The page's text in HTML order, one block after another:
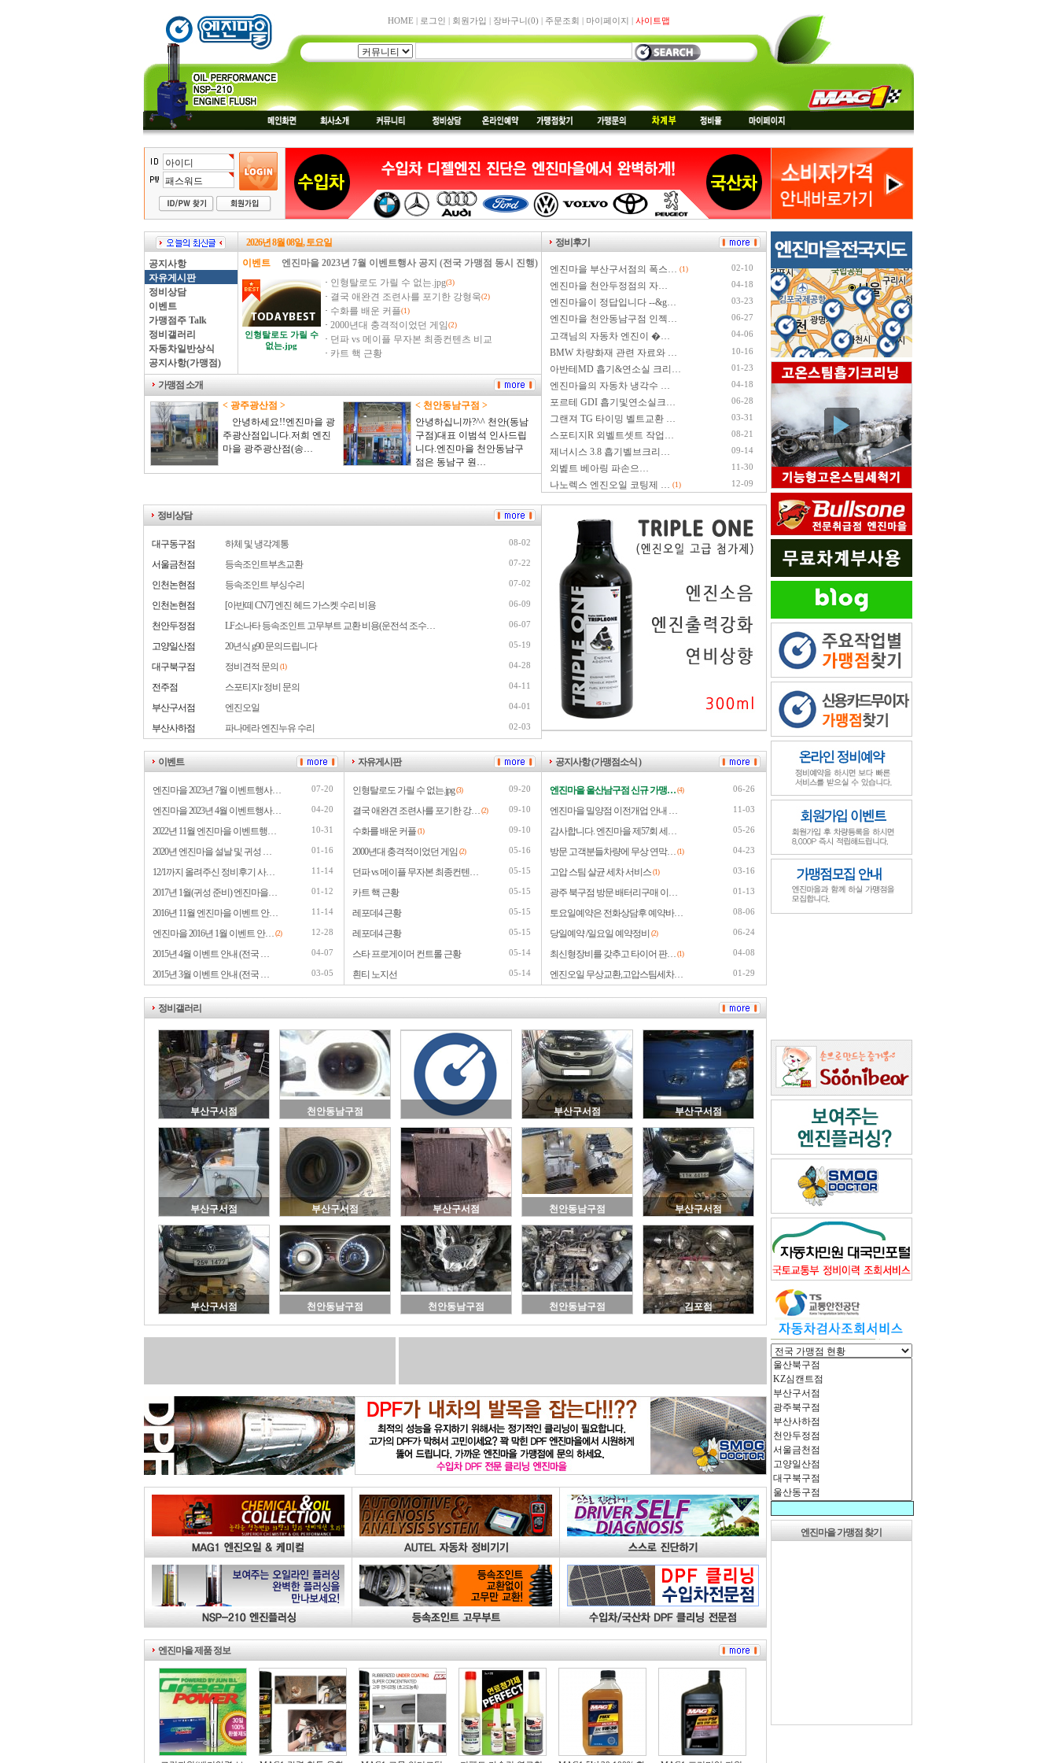
HOME 로그인 회원가입 장바구니 (0) 주문조회 마이페이지 사이트맵
공지사항
자유게시판
정비상담
이벤트
가맹점주 Talk
정비갤러리
자동차일반상식
공지사항(가맹점)
2026년 8월 08일, 토요일
이벤트
엔진마을 2023년 7월 이벤트행사 공지 (전국 가맹점 동시 진행)
인형탈로도 가릴 수
없는.jpg
· 인형탈로도 가릴 수 없는.jpg(3)
· 결국 애완견 조련사를 포기한 강형욱(2)
· 수화를 배운 커플(1)
· 2000년대 충격적이었던 게임 (2)
· 던파 vs 메이플 무자본 최종컨텐츠 비교
· 카트 핵 근황
가맹점 소개
< 광주광산점 >
안녕하세요!!엔진마을 광
주광산점입니다.저희 엔진
마을 광주광산점(송…
< 천안동남구점 >
안녕하십니까?^^ 천안(동남
구점)대표 이범석 인사드립
니다.엔진마을 천안동남구
점은 동남구 원…
정비후기
엔진마을 부산구서점의 폭스… (1) 02-10
엔진마을 천안두정점의 자… 04-18
엔진마을이 정답입니다 --&g… 03-23
엔진마을 천안동남구점 인젝… 06-27
고객님의 자동차 엔진이 �… 04-06
BMW 차량화재 관련 자료와 … 10-16
아반테MD 흡기&연소실 크리… 01-23
엔진마을의 자동차 냉각수 … 04-18
포르테 GDI 흡기및연소실크… 06-28
그랜져 TG 타이밍 벨트교환 … 03-31
스포티지R 외벨트셋트 작업… 08-21
제너시스 3.8 흡기벨브크리… 09-14
외벭트 베아링 파손으… 11-30
나노렉스 엔진오일 코팅제 … (1) 12-09
정비상담
대구동구점 하체 및 냉각계통 08-02
서울금천점 등속조인트부츠교환 07-22
인천논현점 등속조인트 부싱수리 07-02
인천논현점 [아반떼 CN7] 엔진 헤드 가스켓 수리 비용 06-09
천안두정점 LF소나타 등속조인트 고무부트 교환 비용(운전석 조수… 06-07
고양일산점 20년식 g90 문의드립니다 05-19
대구북구점 정비견적 문의 (1) 04-28
전주점 스포티지r 정비 문의 04-11
부산구서점 엔진오일 04-01
부산사하점 파나메라 엔진누유 수리 02-03
이벤트
엔진마을 2023년 7월 이벤트행사… 07-20
엔진마을 2023년 4월 이벤트행사… 04-20
2022년 11월 엔진마을 이벤트행… 10-31
2020년 엔진마을 설날 및 귀성 … 01-16
12/1까지 올려주신 정비후기 사… 11-14
2017년 1월(귀성 준비) 엔진마을… 01-12
2016년 11월 엔진마을 이벤트 안… 11-14
엔진마을 2016년 1월 이벤트 안… (2) 12-28
2015년 4월 이벤트 안내 (전국 … 04-07
2015년 3월 이벤트 안내 (전국 … 03-05
자유게시판
인형탈로도 가릴 수 없는.jpg(3) 09-20
결국 애완견 조련사를 포기한 강… (2) 09-10
수화를 배운 커플 (1) 09-10
2000년대 충격적이었던 게임 (2) 05-16
던파 vs 메이플 무자본 최종컨텐… 05-15
카트 핵 근황 05-15
레포데4 근황 05-15
레포데4 근황 05-15
스타 프로게이머 컨트롤 근황 05-14
흰티 노지선 05-14
공지사항 (가맹점소식 )
엔진마을 울산남구점 신규 가맹… (4) 06-26
엔진마을 밀양점 이전개업 안내 … 11-03
감사합니다. 엔진마을 제57회 세… 05-26
방문 고객분들차량에 무상 연막… (1) 04-23
고압 스팀 살균 세차 서비스 (1) 03-16
광주 북구점 방문 배터리구매 이… 01-13
토요일예약은 전화상담후 예약바… 08-06
당일예약 /일요일 예약정비 (2) 06-24
최신형장비를 갖추고 타이어 판… (1) 04-08
엔진오일 무상교환,고압스팀세차… 01-29
정비갤러리
부산구서점 천안동남구점 부산구서점 부산구서점
부산구서점 부산구서점 부산구서점 천안동남구점 부산구서점
부산구서점 천안동남구점 천안동남구점 천안동남구점 김포점
엔진마을 제품 정보
엔진마을 가맹점 찾기